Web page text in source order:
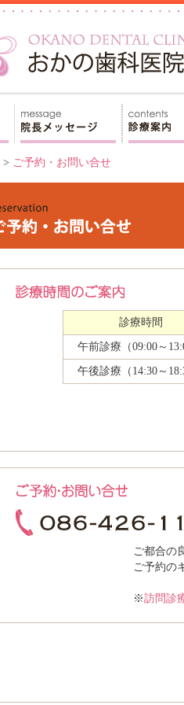
> ご予約・お問い合せ
診療時間
午前診療（09:00～
午後診療（14:30～
ご都合の
ご予約の
※訪問診